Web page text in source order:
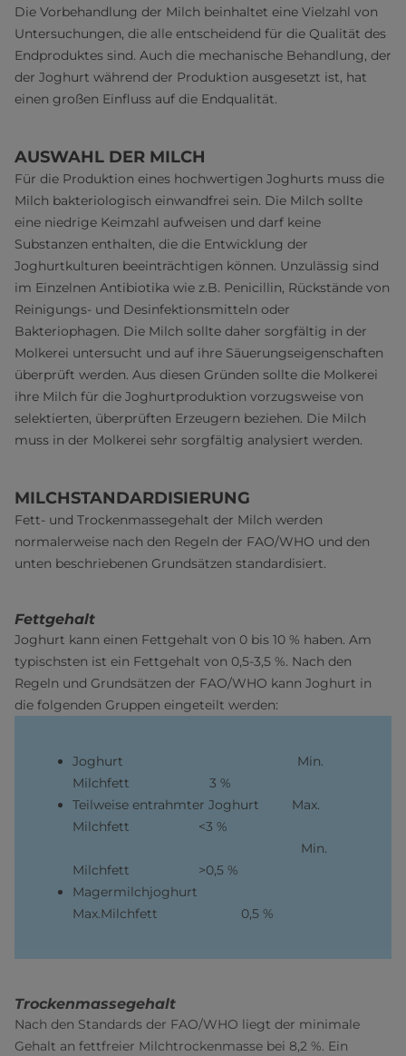
Die Vorbehandlung der Milch beinhaltet eine Vielzahl von
Untersuchungen, die alle entscheidend für die Qualität des
Endproduktes sind. Auch die mechanische Behandlung, der
der Joghurt während der Produktion ausgesetzt ist, hat
einen großen Einfluss auf die Endqualität.
AUSWAHL DER MILCH
Für die Produktion eines hochwertigen Joghurts muss die
Milch bakteriologisch einwandfrei sein. Die Milch sollte
eine niedrige Keimzahl aufweisen und darf keine
Substanzen enthalten, die die Entwicklung der
Joghurtkulturen beeinträchtigen können. Unzulässig sind
im Einzelnen Antibiotika wie z.B. Penicillin, Rückstände von
Reinigungs- und Desinfektionsmitteln oder
Bakteriophagen. Die Milch sollte daher sorgfältig in der
Molkerei untersucht und auf ihre Säuerungseigenschaften
überprüft werden. Aus diesen Gründen sollte die Molkerei
ihre Milch für die Joghurtproduktion vorzugsweise von
selektierten, überprüften Erzeugern beziehen. Die Milch
muss in der Molkerei sehr sorgfältig analysiert werden.
MILCHSTANDARDISIERUNG
Fett- und Trockenmassegehalt der Milch werden
normalerweise nach den Regeln der FAO/WHO und den
unten beschriebenen Grundsätzen standardisiert.
Fettgehalt
Joghurt kann einen Fettgehalt von 0 bis 10 % haben. Am
typischsten ist ein Fettgehalt von 0,5-3,5 %. Nach den
Regeln und Grundsätzen der FAO/WHO kann Joghurt in
die folgenden Gruppen eingeteilt werden:
Joghurt Min.
Milchfett 3 %
Teilweise entrahmter Joghurt Max.
Milchfett <3 %
Min.
Milchfett >0,5 %
Magermilchjoghurt
Max.Milchfett 0,5 %
Trockenmassegehalt
Nach den Standards der FAO/WHO liegt der minimale
Gehalt an fettfreier Milchtrockenmasse bei 8,2 %. Ein